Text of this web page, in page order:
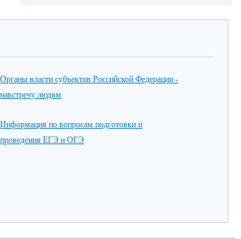
Органы власти субъектов Российской Федерации -
навстречу людям
Информация по вопросам подготовки и
проведения ЕГЭ и ОГЭ